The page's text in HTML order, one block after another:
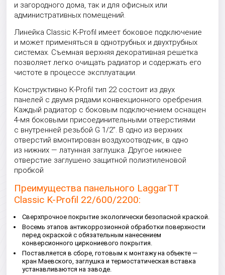
и загородного дома, так и для офисных или
административных помещений.
Линейка Classic K-Profil имеет боковое подключение
и может применяться в однотрубных и двухтрубных
системах. Съемная верхняя декоративная решетка
позволяет легко очищать радиатор и содержать его
чистоте в процессе эксплуатации.
Конструктивно K-Profil тип 22 состоит из двух
панелей с двумя рядами конвекционного оребрения.
Каждый радиатор с боковым подключением оснащен
4-мя боковыми присоединительными отверстиями
с внутренней резьбой G 1/2”. В одно из верхних
отверстий вмонтирован воздухоотводчик, в одно
из нижних — латунная заглушка. Другое нижнее
отверстие заглушено защитной полиэтиленовой
пробкой
Преимущества панельного LaggarTT
Classic K-Profil 22/600/2200:
Сверхпрочное покрытие экологически безопасной краской.
Восемь этапов антикоррозионной обработки поверхности
перед окраской с обязательным нанесением
конверсионного циркониевого покрытия.
Поставляется в сборе, готовым к монтажу на объекте —
кран Маевского, заглушка и термостатическая вставка
устанавливаются на заводе.